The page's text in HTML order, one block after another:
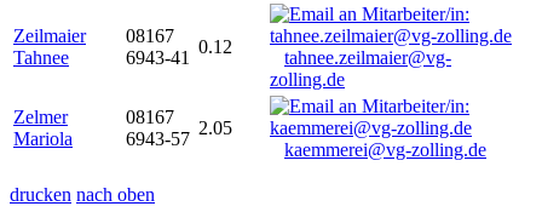
Zeilmaier
Tahnee
08167
6943-41
0.12
tahnee.zeilmaier@vg-
zolling.de
Zelmer
Mariola
08167
6943-57
2.05
kaemmerei@vg-zolling.de
drucken nach oben